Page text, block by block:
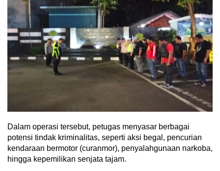
Dalam operasi tersebut, petugas menyasar berbagai
potensi tindak kriminalitas, seperti aksi begal, pencurian
kendaraan bermotor (curanmor), penyalahgunaan narkoba,
hingga kepemilikan senjata tajam.